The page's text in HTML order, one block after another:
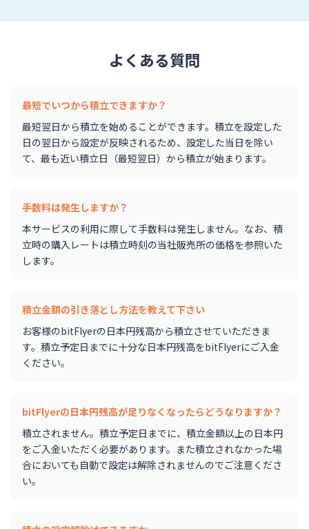
よくある質問
最短でいつから積立できますか？
最短翌日から積立を始めることができます。積立を設定した
日の翌日から設定が反映されるため、設定した当日を除い
て、最も近い積立日（最短翌日）から積立が始まります。
手数料は発生しますか？
本サービスの利用に際して手数料は発生しません。なお、積
立時の購入レートは積立時刻の当社販売所の価格を参照いた
します。
積立金額の引き落とし方法を教えて下さい
お客様のbitFlyerの日本円残高から積立させていただきま
す。積立予定日までに十分な日本円残高をbitFlyerにご入金
ください。
bitFlyerの日本円残高が足りなくなったらどうなりますか？
積立されません。積立予定日までに、積立金額以上の日本円
をご入金いただく必要があります。また積立されなかった場
合においても自動で設定は解除されませんのでご注意くださ
い。